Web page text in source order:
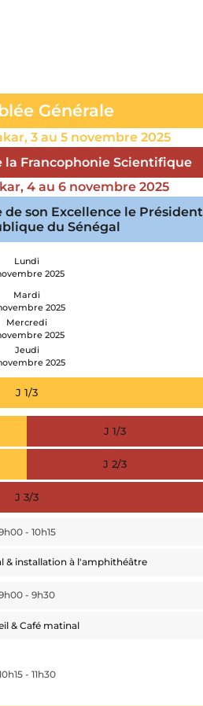
Générale
3 au 5 novembre 2025
la Francophonie Scientifique
4 au 6 novembre 2025
son Excellence le Président
du Sénégal
Lundi
2025
Mardi
2025
Mercredi
2025
Jeudi
2025
J 1/3
J 1/3
J 2/3
J 3/3
- 10h15
& installation à l'amphithéâtre
- 9h30
& Café matinal
- 11h30